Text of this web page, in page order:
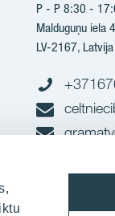
P - P 8:30 -
Malduguņu iela
LV-2167, Latvija
Rekvīziti